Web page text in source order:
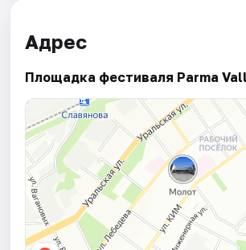
Адрес
Площадка фестиваля Parma